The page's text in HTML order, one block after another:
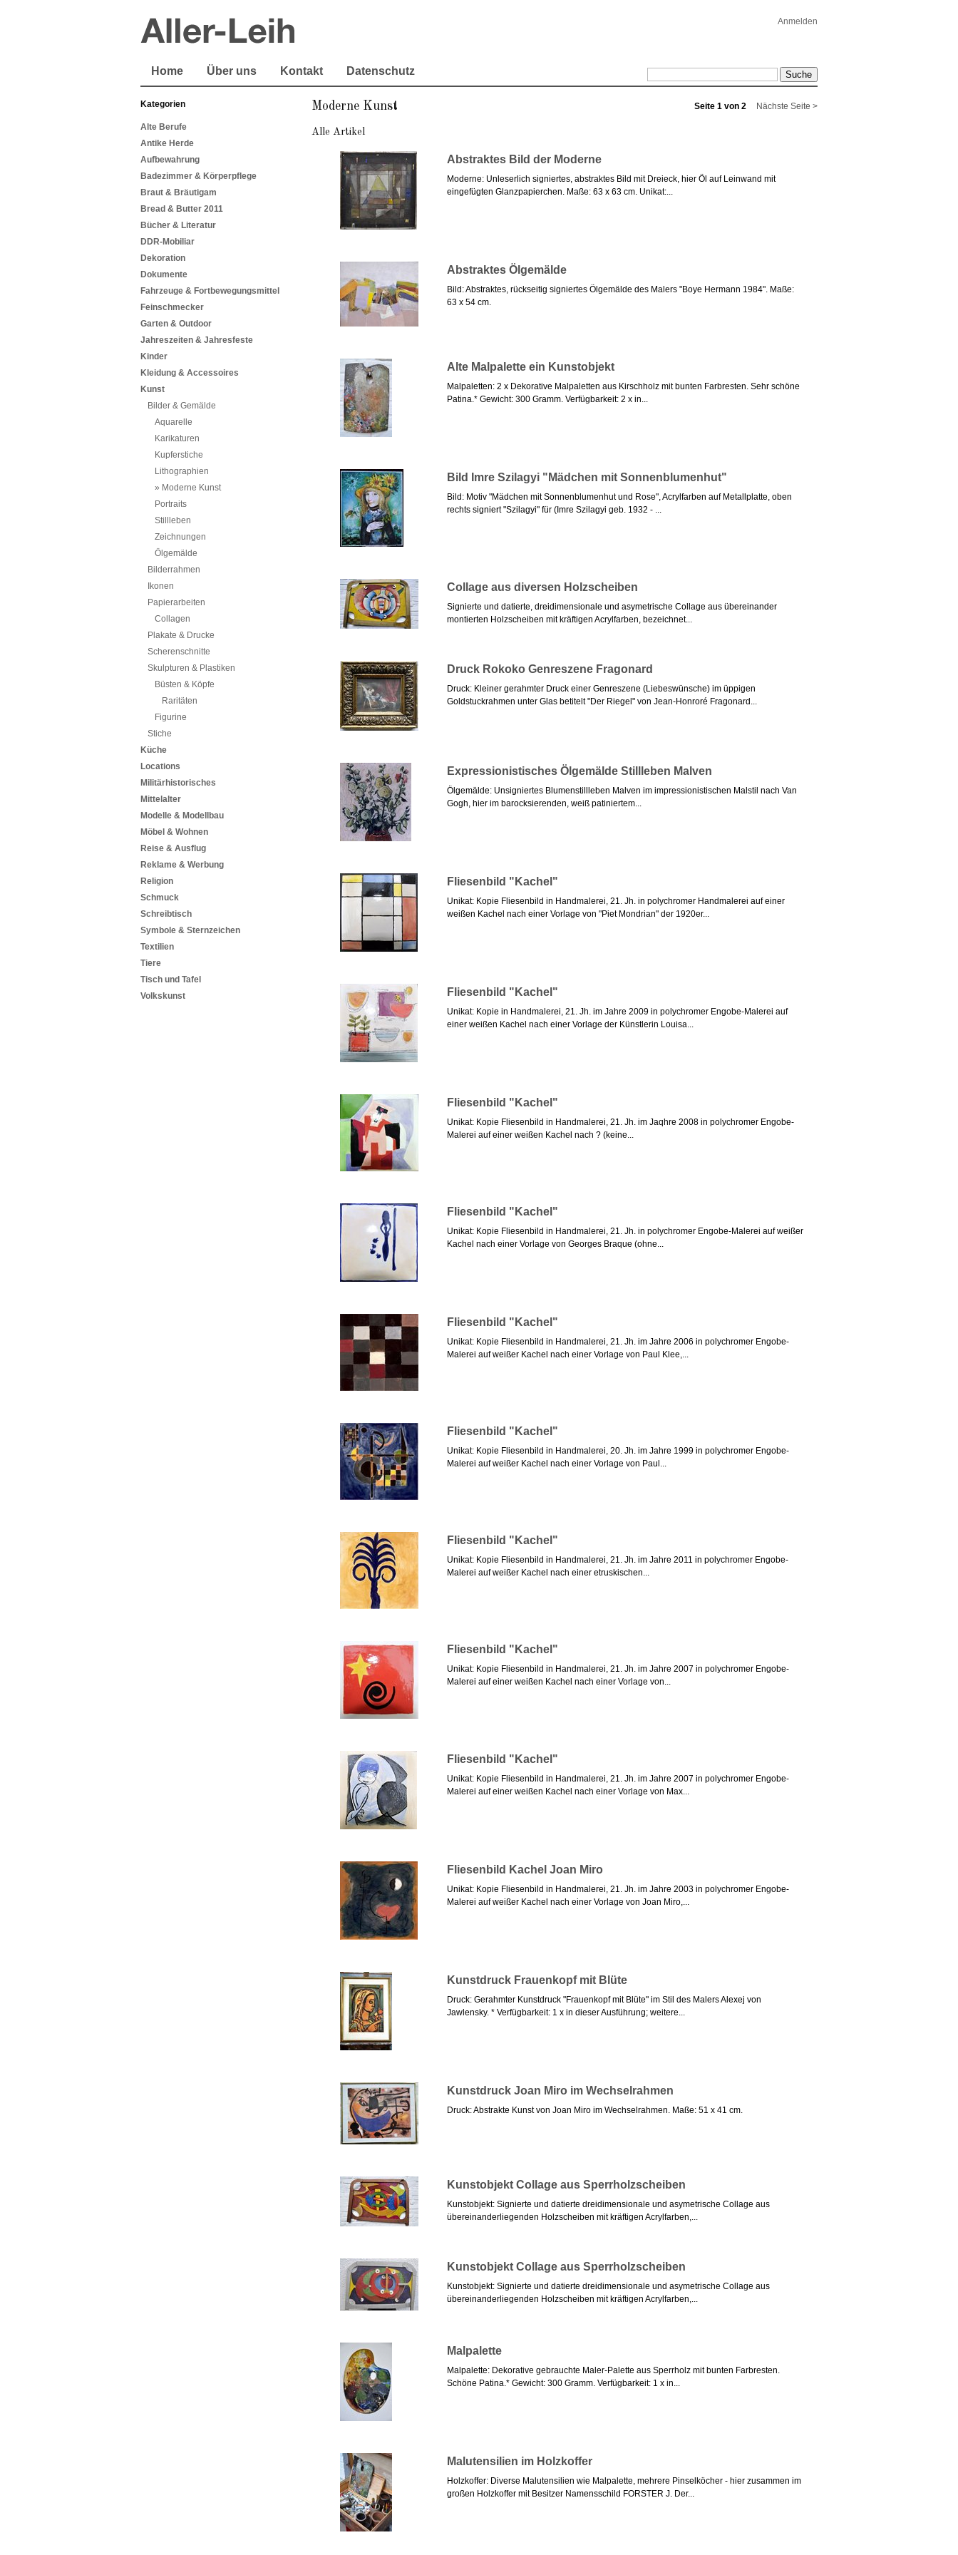
Anmelden
Home Über uns Kontakt Datenschutz
Kategorien
Alte Berufe
Antike Herde
Aufbewahrung
Badezimmer & Körperpflege
Braut & Bräutigam
Bread & Butter 2011
Bücher & Literatur
DDR-Mobiliar
Dekoration
Dokumente
Fahrzeuge & Fortbewegungsmittel
Feinschmecker
Garten & Outdoor
Jahreszeiten & Jahresfeste
Kinder
Kleidung & Accessoires
Kunst
Bilder & Gemälde
Aquarelle
Karikaturen
Kupferstiche
Lithographien
Moderne Kunst
Portraits
Stillleben
Zeichnungen
Ölgemälde
Bilderrahmen
Ikonen
Papierarbeiten
Collagen
Plakate & Drucke
Scherenschnitte
Skulpturen & Plastiken
Büsten & Köpfe
Raritäten
Figurine
Stiche
Küche
Locations
Militärhistorisches
Mittelalter
Modelle & Modellbau
Möbel & Wohnen
Reise & Ausflug
Reklame & Werbung
Religion
Schmuck
Schreibtisch
Symbole & Sternzeichen
Textilien
Tiere
Tisch und Tafel
Volkskunst
Seite 1 von 2 Nächste Seite >
Moderne Kunst
Alle Artikel
Abstraktes Bild der Moderne
Moderne: Unleserlich signiertes, abstraktes Bild mit Dreieck, hier Öl auf Leinwand mit
eingefügten Glanzpapierchen. Maße: 63 x 63 cm. Unikat:...
Abstraktes Ölgemälde
Bild: Abstraktes, rückseitig signiertes Ölgemälde des Malers "Boye Hermann 1984". Maße:
63 x 54 cm.
Alte Malpalette ein Kunstobjekt
Malpaletten: 2 x Dekorative Malpaletten aus Kirschholz mit bunten Farbresten. Sehr schöne
Patina.* Gewicht: 300 Gramm. Verfügbarkeit: 2 x in...
Bild Imre Szilagyi "Mädchen mit Sonnenblumenhut"
Bild: Motiv "Mädchen mit Sonnenblumenhut und Rose", Acrylfarben auf Metallplatte, oben
rechts signiert "Szilagyi" für (Imre Szilagyi geb. 1932 - ...
Collage aus diversen Holzscheiben
Signierte und datierte, dreidimensionale und asymetrische Collage aus übereinander
montierten Holzscheiben mit kräftigen Acrylfarben, bezeichnet...
Druck Rokoko Genreszene Fragonard
Druck: Kleiner gerahmter Druck einer Genreszene (Liebeswünsche) im üppigen
Goldstuckrahmen unter Glas betitelt "Der Riegel" von Jean-Honroré Fragonard...
Expressionistisches Ölgemälde Stillleben Malven
Ölgemälde: Unsigniertes Blumenstillleben Malven im impressionistischen Malstil nach Van
Gogh, hier im barocksierenden, weiß patiniertem...
Fliesenbild "Kachel"
Unikat: Kopie Fliesenbild in Handmalerei, 21. Jh. in polychromer Handmalerei auf einer
weißen Kachel nach einer Vorlage von "Piet Mondrian" der 1920er...
Fliesenbild "Kachel"
Unikat: Kopie in Handmalerei, 21. Jh. im Jahre 2009 in polychromer Engobe-Malerei auf
einer weißen Kachel nach einer Vorlage der Künstlerin Louisa...
Fliesenbild "Kachel"
Unikat: Kopie Fliesenbild in Handmalerei, 21. Jh. im Jaqhre 2008 in polychromer Engobe-
Malerei auf einer weißen Kachel nach ? (keine...
Fliesenbild "Kachel"
Unikat: Kopie Fliesenbild in Handmalerei, 21. Jh. in polychromer Engobe-Malerei auf weißer
Kachel nach einer Vorlage von Georges Braque (ohne...
Fliesenbild "Kachel"
Unikat: Kopie Fliesenbild in Handmalerei, 21. Jh. im Jahre 2006 in polychromer Engobe-
Malerei auf weißer Kachel nach einer Vorlage von Paul Klee,...
Fliesenbild "Kachel"
Unikat: Kopie Fliesenbild in Handmalerei, 20. Jh. im Jahre 1999 in polychromer Engobe-
Malerei auf weißer Kachel nach einer Vorlage von Paul...
Fliesenbild "Kachel"
Unikat: Kopie Fliesenbild in Handmalerei, 21. Jh. im Jahre 2011 in polychromer Engobe-
Malerei auf weißer Kachel nach einer etruskischen...
Fliesenbild "Kachel"
Unikat: Kopie Fliesenbild in Handmalerei, 21. Jh. im Jahre 2007 in polychromer Engobe-
Malerei auf einer weißen Kachel nach einer Vorlage von...
Fliesenbild "Kachel"
Unikat: Kopie Fliesenbild in Handmalerei, 21. Jh. im Jahre 2007 in polychromer Engobe-
Malerei auf einer weißen Kachel nach einer Vorlage von Max...
Fliesenbild Kachel Joan Miro
Unikat: Kopie Fliesenbild in Handmalerei, 21. Jh. im Jahre 2003 in polychromer Engobe-
Malerei auf weißer Kachel nach einer Vorlage von Joan Miro,...
Kunstdruck Frauenkopf mit Blüte
Druck: Gerahmter Kunstdruck "Frauenkopf mit Blüte" im Stil des Malers Alexej von
Jawlensky. * Verfügbarkeit: 1 x in dieser Ausführung; weitere...
Kunstdruck Joan Miro im Wechselrahmen
Druck: Abstrakte Kunst von Joan Miro im Wechselrahmen. Maße: 51 x 41 cm.
Kunstobjekt Collage aus Sperrholzscheiben
Kunstobjekt: Signierte und datierte dreidimensionale und asymetrische Collage aus
übereinanderliegenden Holzscheiben mit kräftigen Acrylfarben,...
Kunstobjekt Collage aus Sperrholzscheiben
Kunstobjekt: Signierte und datierte dreidimensionale und asymetrische Collage aus
übereinanderliegenden Holzscheiben mit kräftigen Acrylfarben,...
Malpalette
Malpalette: Dekorative gebrauchte Maler-Palette aus Sperrholz mit bunten Farbresten.
Schöne Patina.* Gewicht: 300 Gramm. Verfügbarkeit: 1 x in...
Malutensilien im Holzkoffer
Holzkoffer: Diverse Malutensilien wie Malpalette, mehrere Pinselköcher - hier zusammen im
großen Holzkoffer mit Besitzer Namensschild FORSTER J. Der...